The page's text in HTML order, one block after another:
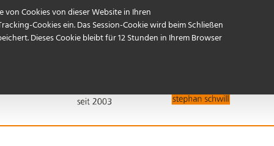
Start Referenzen Kontakt / Anfahrt
Cookies von dieser Website in Ihren
Cookies ein. Das Session-Cookie wird beim Schließen
Dieses Cookie bleibt für 12 Stunden in Ihrem Browser